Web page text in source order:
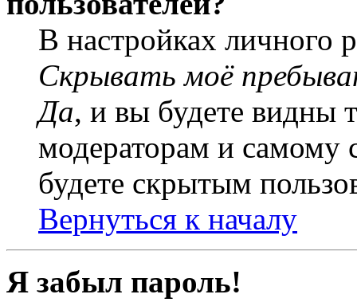
В настройках личного
Скрывать моё
Да, и вы будете видны
модераторам и самому
будете скрытым
Вернуться к началу
Я забыл пароль!